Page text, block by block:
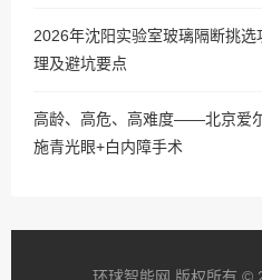
2026年沈阳实验室玻璃隔断挑
理及避坑要点
高龄、高危、高难度——北京爱
施青光眼+白内障手术